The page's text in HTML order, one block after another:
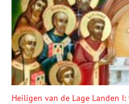
Heiligen van de Lage Landen